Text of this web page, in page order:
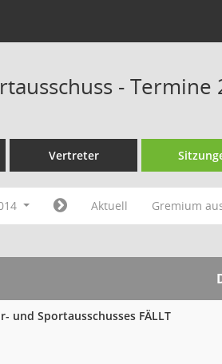
- Termine
Vertreter
Aktuell Gremium
und Sportausschusses FÄLLT